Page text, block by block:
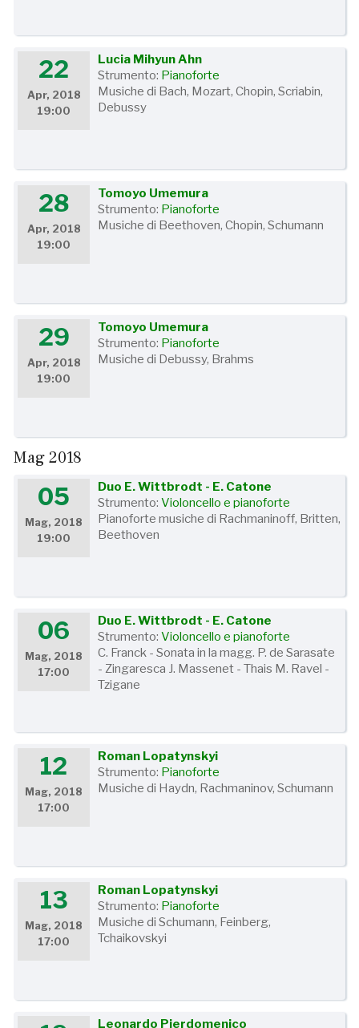
22
Apr, 2018
19:00
Lucia Mihyun Ahn
Strumento: Pianoforte
Musiche di Bach, Mozart, Chopin, Scriabin,
Debussy
28
Apr, 2018
19:00
Tomoyo Umemura
Strumento: Pianoforte
Musiche di Beethoven, Chopin, Schumann
29
Apr, 2018
19:00
Tomoyo Umemura
Strumento: Pianoforte
Musiche di Debussy, Brahms
Mag 2018
05
Mag, 2018
19:00
Duo E. Wittbrodt - E. Catone
Strumento:Violoncello e pianoforte
Pianoforte musiche di Rachmaninoff, Britten,
Beethoven
06
Mag, 2018
17:00
Duo E. Wittbrodt - E. Catone
Strumento:Violoncello e pianoforte
C. Franck - Sonata in la magg. P. de Sarasate
- Zingaresca J. Massenet - Thais M. Ravel -
Tzigane
12
Mag, 2018
17:00
Roman Lopatynskyi
Strumento: Pianoforte
Musiche di Haydn, Rachmaninov, Schumann
13
Mag, 2018
17:00
Roman Lopatynskyi
Strumento: Pianoforte
Musiche di Schumann, Feinberg,
Tchaikovskyi
Leonardo Pierdomenico